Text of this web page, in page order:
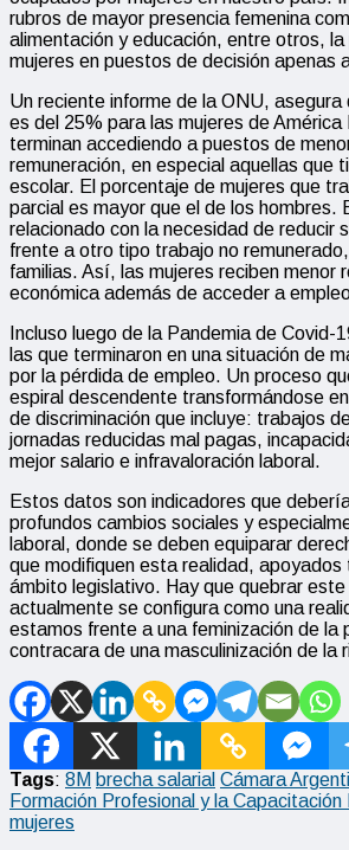
rubros de mayor presencia femenina
alimentación y educación, entre otros,
mujeres en puestos de decisión apenas
Un reciente informe de la ONU, asegura
es del 25% para las mujeres de América
terminan accediendo a puestos de
remuneración, en especial aquellas que
escolar. El porcentaje de mujeres que
parcial es mayor que el de los hombres.
relacionado con la necesidad de reducir
frente a otro tipo trabajo no
familias. Así, las mujeres reciben menor
económica además de acceder a
Incluso luego de la Pandemia de Covid-
las que terminaron en una situación de
por la pérdida de empleo. Un proceso
espiral descendente transformándose
de discriminación que incluye: trabajos
jornadas reducidas mal pagas,
mejor salario e infravaloración laboral.
Estos datos son indicadores que
profundos cambios sociales y
laboral, donde se deben equiparar
que modifiquen esta realidad, apoyados
ámbito legislativo. Hay que quebrar
actualmente se configura como una
estamos frente a una feminización de la
contracara de una masculinización de la
Tags: 8M brecha salarial Cámara
Formación Profesional y la Capacitación
mujeres